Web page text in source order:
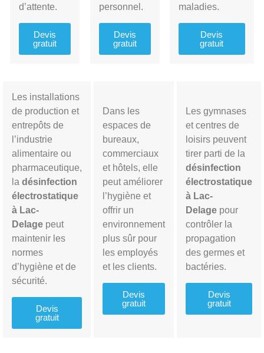
d’attente.
Devis
gratuit
personnel.
Devis
gratuit
maladies.
Devis
gratuit
Les installations
de production et
entrepôts de
l’industrie
alimentaire ou
pharmaceutique,
la désinfection
électrostatique
à Lac-
Delage peut
maintenir les
normes
d’hygiène et de
sécurité.
Devis
gratuit
Dans les
espaces de
bureaux,
commerciaux
et hôtels, elle
peut améliorer
l’hygiène et
offrir un
environnement
plus sûr pour
les employés
et les clients.
Devis
gratuit
Les gymnases
et centres de
loisirs peuvent
tirer parti de la
désinfection
électrostatique
à Lac-
Delage pour
contrôler la
propagation
des germes et
bactéries.
Devis
gratuit